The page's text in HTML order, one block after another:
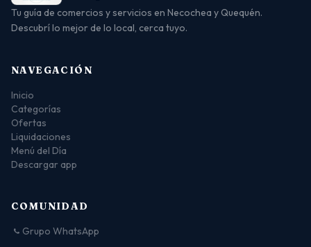
Tu guía de comercios y servicios en Necochea y Quequén.
Descubrí lo mejor de lo local, cerca tuyo.
NAVEGACIÓN
Inicio
Categorías
Ofertas
Liquidaciones
Menú del Día
Descargar app
COMUNIDAD
Grupo WhatsApp